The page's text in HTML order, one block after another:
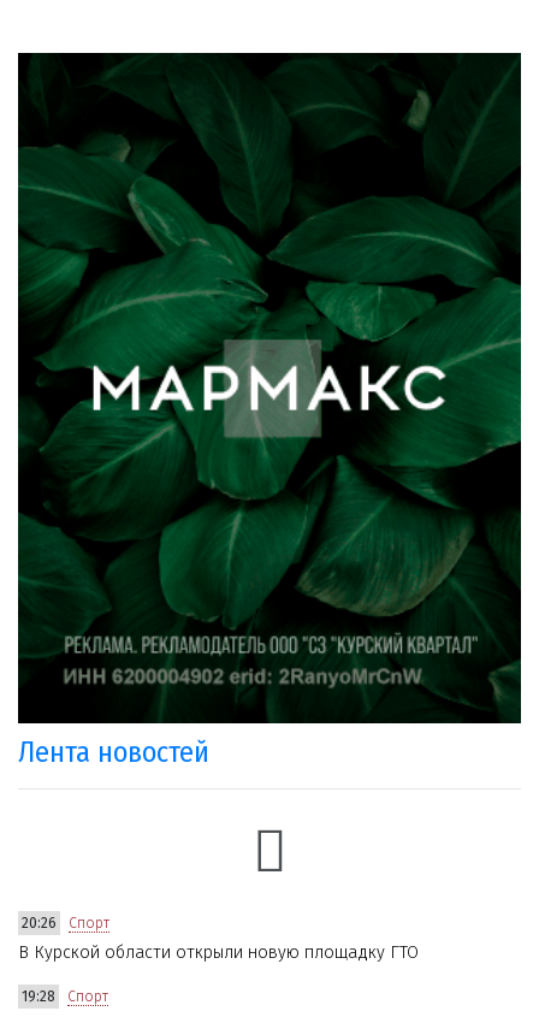
Лента новостей
20:26 Спорт
В Курской области открыли новую площадку ГТО
19:28 Спорт